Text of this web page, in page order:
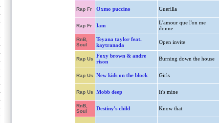
Rap Fr Oxmo puccino Guerilla
Rap Fr Iam
L'amour que l'on me
donne
RnB,
Soul
Teyana taylor feat.
kaytranada
Open invite
Rap Us
Foxy brown & andre
rison
Burning down the house
Rap Us New kids on the block Girls
Rap Us Mobb deep It's mine
RnB,
Soul
Destiny's child Know that